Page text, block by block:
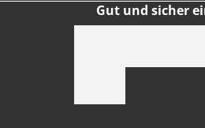
Gut und sicher